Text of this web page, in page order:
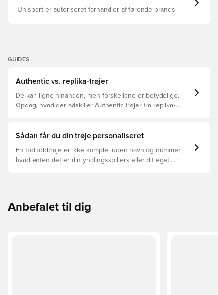
Klubmærke Broderet adidas-logo 3-Stripes
Unisport er autoriseret forhandler af førende brands
GUIDES
Authentic vs. replika-trøjer
De kan ligne hinanden, men forskellene er betydelige.
Opdag, hvad der adskiller Authentic trøjer fra replika-
Sådan får du din trøje personaliseret
En fodboldtrøje er ikke komplet uden navn og nummer,
hvad enten det er din yndlingsspillers eller dit eget.
Anbefalet til dig